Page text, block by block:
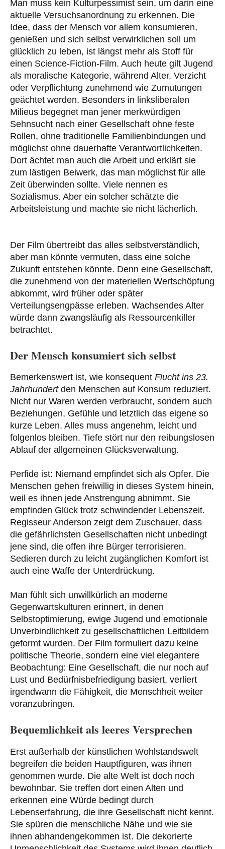
Man muss kein Kulturpessimist sein, um darin eine
aktuelle Versuchsanordnung zu erkennen. Die
Idee, dass der Mensch vor allem konsumieren,
genießen und sich selbst verwirklichen soll um
glücklich zu leben, ist längst mehr als Stoff für
einen Science-Fiction-Film. Auch heute gilt Jugend
als moralische Kategorie, während Alter, Verzicht
oder Verpflichtung zunehmend wie Zumutungen
geächtet werden. Besonders in linksliberalen
Milieus begegnet man jener merkwürdigen
Sehnsucht nach einer Gesellschaft ohne feste
Rollen, ohne traditionelle Familienbindungen und
möglichst ohne dauerhafte Verantwortlichkeiten.
Dort ächtet man auch die Arbeit und erklärt sie
zum lästigen Beiwerk, das man möglichst für alle
Zeit überwinden sollte. Viele nennen es
Sozialismus. Aber ein solcher schätzte die
Arbeitsleistung und machte sie nicht lächerlich.
Der Film übertreibt das alles selbstverständlich,
aber man könnte vermuten, dass eine solche
Zukunft entstehen könnte. Denn eine Gesellschaft,
die zunehmend von der materiellen Wertschöpfung
abkommt, wird früher oder später
Verteilungsengpässe erleben. Wachsendes Alter
würde dann zwangsläufig als Ressourcenkiller
betrachtet.
Der Mensch konsumiert sich selbst
Bemerkenswert ist, wie konsequent Flucht ins 23.
Jahrhundertden Menschen auf Konsum reduziert.
Nicht nur Waren werden verbraucht, sondern auch
Beziehungen, Gefühle und letztlich das eigene so
kurze Leben. Alles muss angenehm, leicht und
folgenlos bleiben. Tiefe stört nur den reibungslosen
Ablauf der allgemeinen Glücksverwaltung.
Perfide ist: Niemand empfindet sich als Opfer. Die
Menschen gehen freiwillig in dieses System hinein,
weil es ihnen jede Anstrengung abnimmt. Sie
empfinden Glück trotz schwindender Lebenszeit.
Regisseur Anderson zeigt dem Zuschauer, dass
die gefährlichsten Gesellschaften nicht unbedingt
jene sind, die offen ihre Bürger terrorisieren.
Sedieren durch zu leicht zugänglichen Komfort ist
auch eine Waffe der Unterdrückung.
Man fühlt sich unwillkürlich an moderne
Gegenwartskulturen erinnert, in denen
Selbstoptimierung, ewige Jugend und emotionale
Unverbindlichkeit zu gesellschaftlichen Leitbildern
geformt wurden. Der Film formuliert dazu keine
politische Theorie, sondern eine viel elegantere
Beobachtung: Eine Gesellschaft, die nur noch auf
Lust und Bedürfnisbefriedigung basiert, verliert
irgendwann die Fähigkeit, die Menschheit weiter
voranzubringen.
Bequemlichkeit als leeres Versprechen
Erst außerhalb der künstlichen Wohlstandswelt
begreifen die beiden Hauptfiguren, was ihnen
genommen wurde. Die alte Welt ist doch noch
bewohnbar. Sie treffen dort einen Alten und
erkennen eine Würde bedingt durch
Lebenserfahrung, die ihre Gesellschaft nicht kennt.
Sie spüren die menschliche Nähe und wie sie
ihnen abhandengekommen ist. Die dekorierte